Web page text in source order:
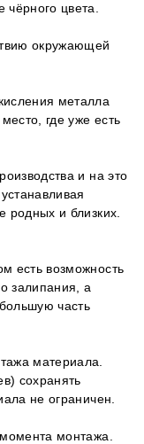
цвета.
окружающей
металла
где уже есть
и на это
родных и близких.
есть возможность
залипания, а
часть
материала.
сохранять
не ограничен.
монтажа.